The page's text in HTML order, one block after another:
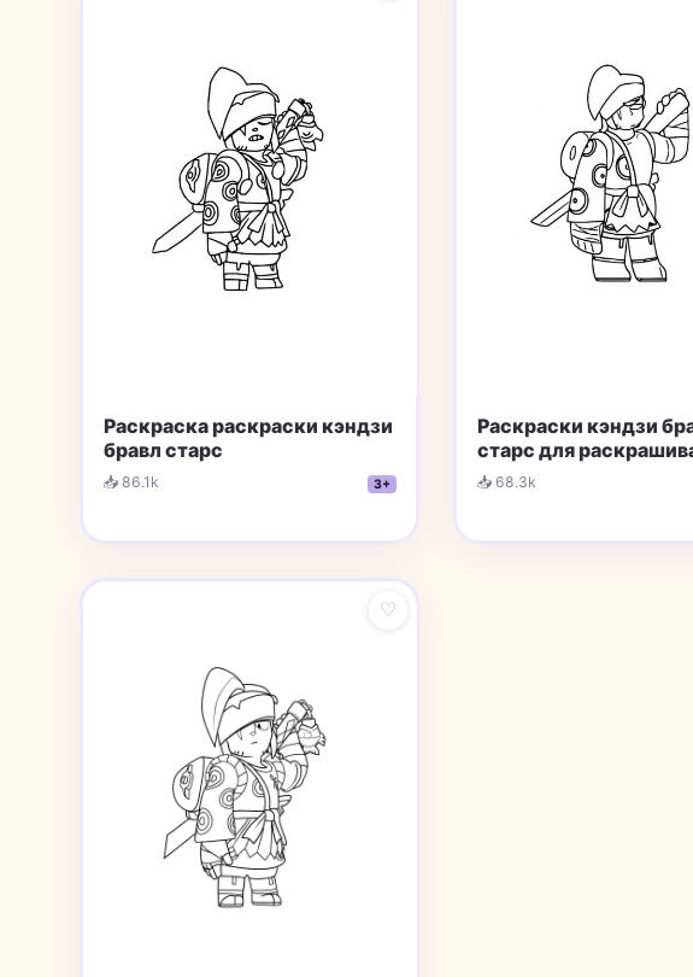
Раскраска раскраски кэндзи
бравл старс
📥 86.1k 3+
Раскраски кэндзи
старс для
📥 68.3k
♡